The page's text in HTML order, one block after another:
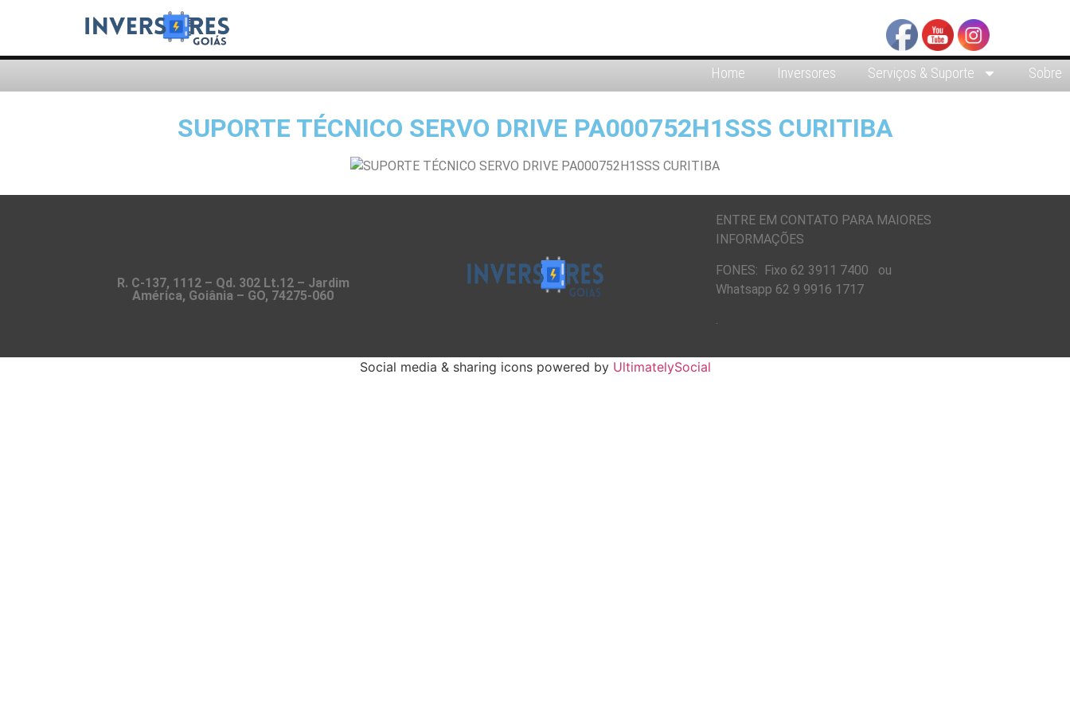
Home Inversores Serviços & Suporte Sobre
SUPORTE TÉCNICO SERVO DRIVE PA000752H1SSS CURITIBA
R. C-137, 1112 – Qd. 302 Lt.12 – Jardim
América, Goiânia – GO, 74275-060
ENTRE EM CONTATO PARA MAIORES
INFORMAÇÕES
FONES: Fixo 62 3911 7400 ou
Whatsapp 62 9 9916 1717
.
Social media & sharing icons powered by UltimatelySocial